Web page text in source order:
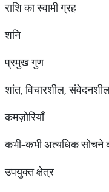
राशि का स्वामी ग्रह
शनि
प्रमुख गुण
शांत, विचारशील,
कमज़ोरियाँ
कभी-कभी अत्यधिक सोचने
उपयुक्त क्षेत्र